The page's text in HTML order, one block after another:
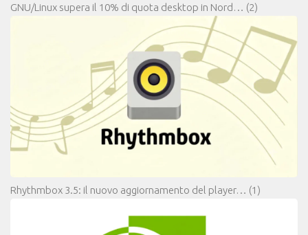
GNU/Linux supera il 10% di quota desktop in Nord… (2)
Rhythmbox 3.5: il nuovo aggiornamento del player… (1)